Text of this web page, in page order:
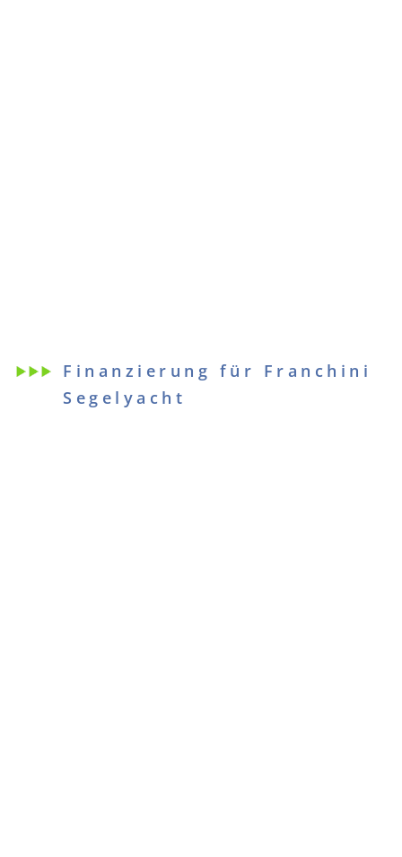
Finanzierung für Franchini
Segelyacht